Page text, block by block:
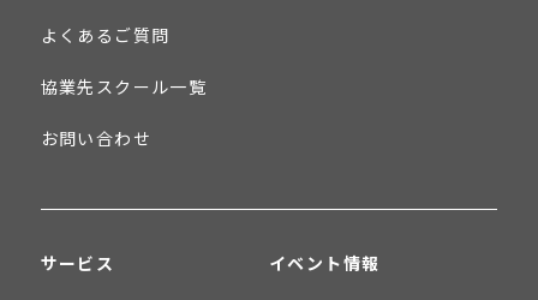
よくあるご質問
協業先スクール一覧
お問い合わせ
サービス イベント情報